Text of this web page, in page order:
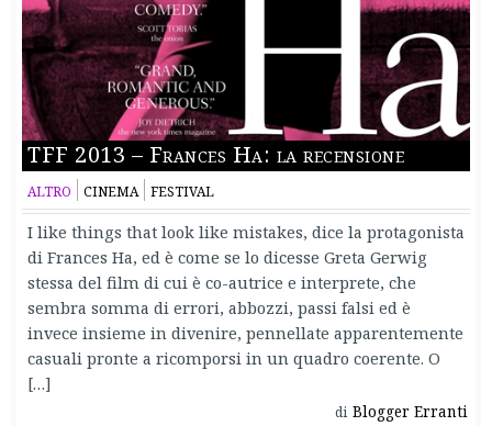
TFF 2013 – Frances Ha: la recensione
ALTRO CINEMA FESTIVAL
I like things that look like mistakes, dice la protagonista
di Frances Ha, ed è come se lo dicesse Greta Gerwig
stessa del film di cui è co-autrice e interprete, che
sembra somma di errori, abbozzi, passi falsi ed è
invece insieme in divenire, pennellate apparentemente
casuali pronte a ricomporsi in un quadro coerente. O
[…]
di Blogger Erranti